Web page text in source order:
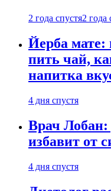
2 года спустя2 года
Йерба мате:
пить чай,
напитка
4 дня спустя
Врач Лобан:
избавит от
4 дня спустя